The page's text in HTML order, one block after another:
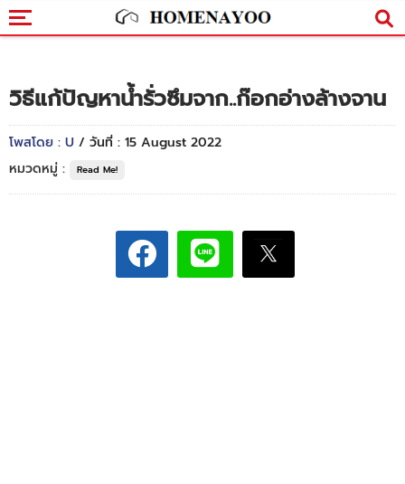
วิธีแก้ปัญหาน้ำรั่วซึมจาก..ก๊อกอ่างล้างจาน
โพสโดย : U / วันที่ : 15 August 2022
หมวดหมู่ :
Read Me!